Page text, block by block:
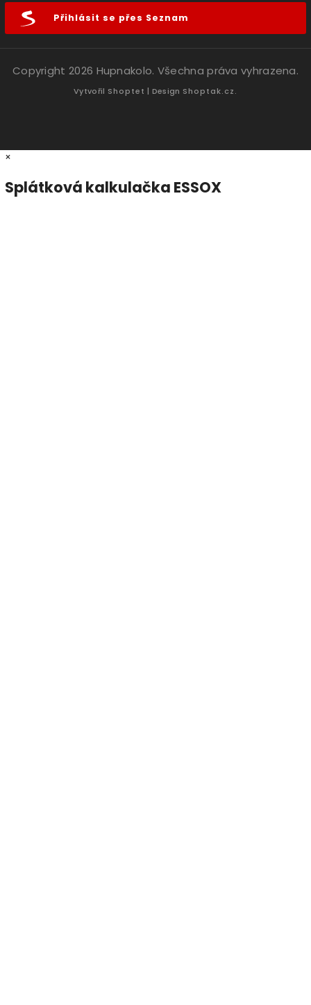
Přihlásit se přes Seznam
Copyright 2026 Hupnakolo. Všechna práva vyhrazena.
Vytvořil Shoptet | Design Shoptak.cz.
×
Splátková kalkulačka ESSOX